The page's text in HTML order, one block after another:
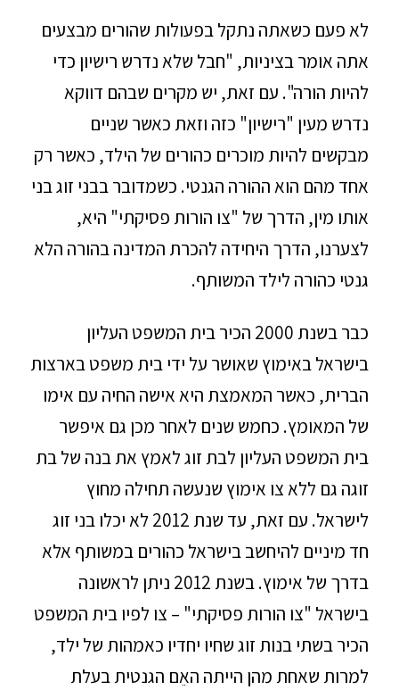
לא פעם כשאתה נתקל בפעולות שהורים מבצעים
אתה אומר בציניות, "חבל שלא נדרש רישיון כדי
להיות הורה". עם זאת, יש מקרים שבהם דווקא
נדרש מעין "רישיון" כזה וזאת כאשר שניים
מבקשים להיות מוכרים כהורים של הילד, כאשר רק
אחד מהם הוא ההורה הגנטי. כשמדובר בבני זוג בני
אותו מין, הדרך של "צו הורות פסיקתי" היא,
לצערנו, הדרך היחידה להכרת המדינה בהורה הלא
גנטי כהורה לילד המשותף.
כבר בשנת 2000 הכיר בית המשפט העליון
בישראל באימוץ שאושר על ידי בית משפט בארצות
הברית, כאשר המאמצת היא אישה החיה עם אימו
של המאומץ. כחמש שנים לאחר מכן גם איפשר
בית המשפט העליון לבת זוג לאמץ את בנה של בת
זוגה גם ללא צו אימוץ שנעשה תחילה מחוץ
לישראל. עם זאת, עד שנת 2012 לא יכלו בני זוג
חד מיניים להיחשב בישראל כהורים במשותף אלא
בדרך של אימוץ. בשנת 2012 ניתן לראשונה
בישראל "צו הורות פסיקתי" – צו לפיו בית המשפט
הכיר בשתי בנות זוג שחיו יחדיו כאמהות של ילד,
למרות שאחת מהן הייתה האֵם הגנטית בעלת